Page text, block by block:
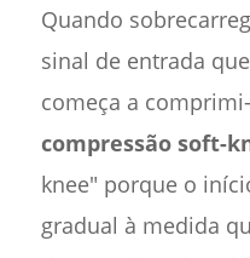
Quando
sinal de entrada
começa a
compressão soft-
knee" porque o
gradual à medida